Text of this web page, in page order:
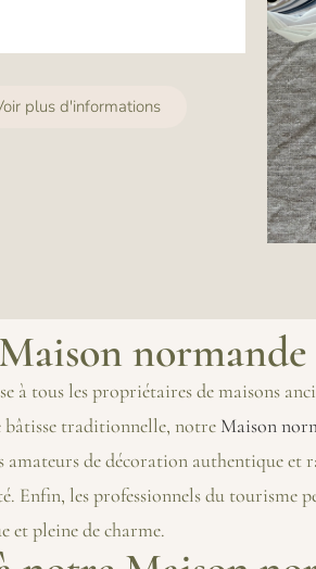
plus d'informations
à tous les propriétaires de maisons
bâtisse traditionnelle, notre Maison
de décoration authentique et
les professionnels du tourisme
et pleine de charme.